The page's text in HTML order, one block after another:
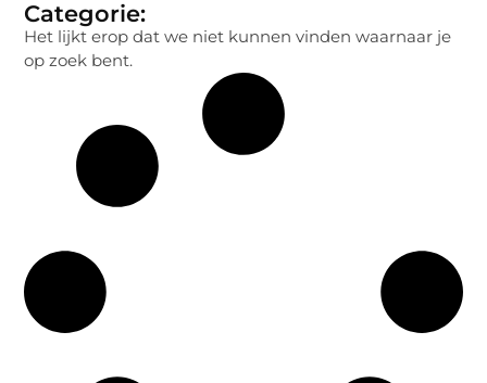
Categorie:
Het lijkt erop dat we niet kunnen vinden waarnaar je
op zoek bent.